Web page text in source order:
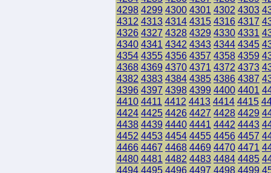
4298 4299 4300 4301 4302 4303
4312 4313 4314 4315 4316 4317
4326 4327 4328 4329 4330 4331
4340 4341 4342 4343 4344 4345
4354 4355 4356 4357 4358 4359
4368 4369 4370 4371 4372 4373
4382 4383 4384 4385 4386 4387
4396 4397 4398 4399 4400 4401
4410 4411 4412 4413 4414 4415
4424 4425 4426 4427 4428 4429
4438 4439 4440 4441 4442 4443
4452 4453 4454 4455 4456 4457
4466 4467 4468 4469 4470 4471
4480 4481 4482 4483 4484 4485
4494 4495 4496 4497 4498 4499